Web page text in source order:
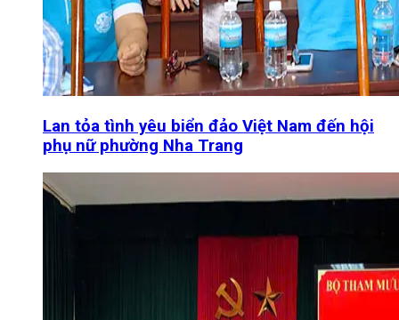
Lan tỏa tình yêu biển đảo Việt Nam đến hội
phụ nữ phường Nha Trang